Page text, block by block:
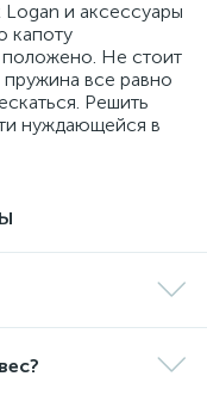
Logan и аксессуары
капоту
Не стоит
пружина все равно
Решить
нуждающейся в